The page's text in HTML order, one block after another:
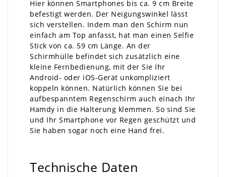
Hier können Smartphones bis ca. 9 cm Breite
befestigt werden. Der Neigungswinkel lässt
sich verstellen. Indem man den Schirm nun
einfach am Top anfasst, hat man einen Selfie
Stick von ca. 59 cm Länge. An der
Schirmhülle befindet sich zusätzlich eine
kleine Fernbedienung, mit der Sie Ihr
Android- oder iOS-Gerät unkompliziert
koppeln können. Natürlich können Sie bei
aufbespanntem Regenschirm auch einach Ihr
Hamdy in die Halterung klemmen. So sind Sie
und Ihr Smartphone vor Regen geschützt und
Sie haben sogar noch eine Hand frei.
Technische Daten